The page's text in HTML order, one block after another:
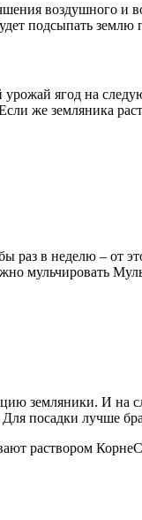
воздушного и
подсыпать землю
ягод на
же земляника
раз в неделю – от
мульчировать
земляники. И на
посадки лучше
раствором